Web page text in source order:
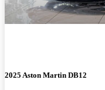
2025 Aston Martin DB12